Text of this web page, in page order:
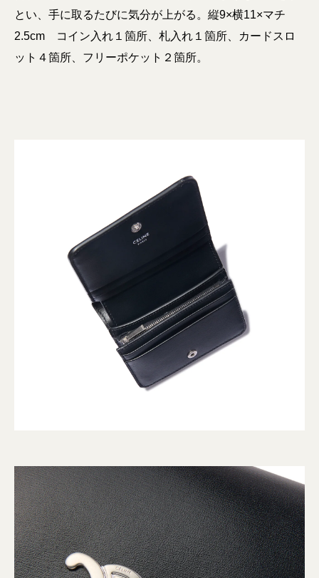
とい、手に取るたびに気分が上がる。縦9×横11×マチ
2.5cm コイン入れ１箇所、札入れ１箇所、カードスロ
ット４箇所、フリーポケット２箇所。